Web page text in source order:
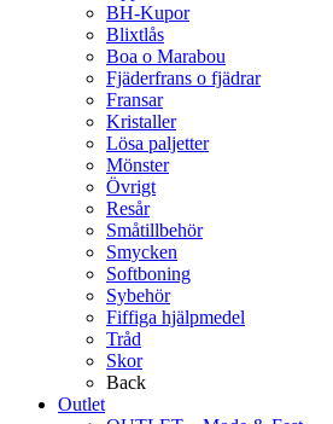
BH-Kupor
Blixtlås
Boa o Marabou
Fjäderfrans o fjädrar
Fransar
Kristaller
Lösa paljetter
Mönster
Övrigt
Resår
Småtillbehör
Smycken
Softboning
Sybehör
Fiffiga hjälpmedel
Tråd
Skor
Back
Outlet